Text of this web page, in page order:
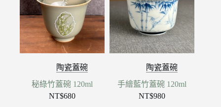
陶瓷蓋碗
秘綠竹蓋碗 120ml
NT$680
陶瓷蓋碗
手繪藍竹蓋碗 120ml
NT$980